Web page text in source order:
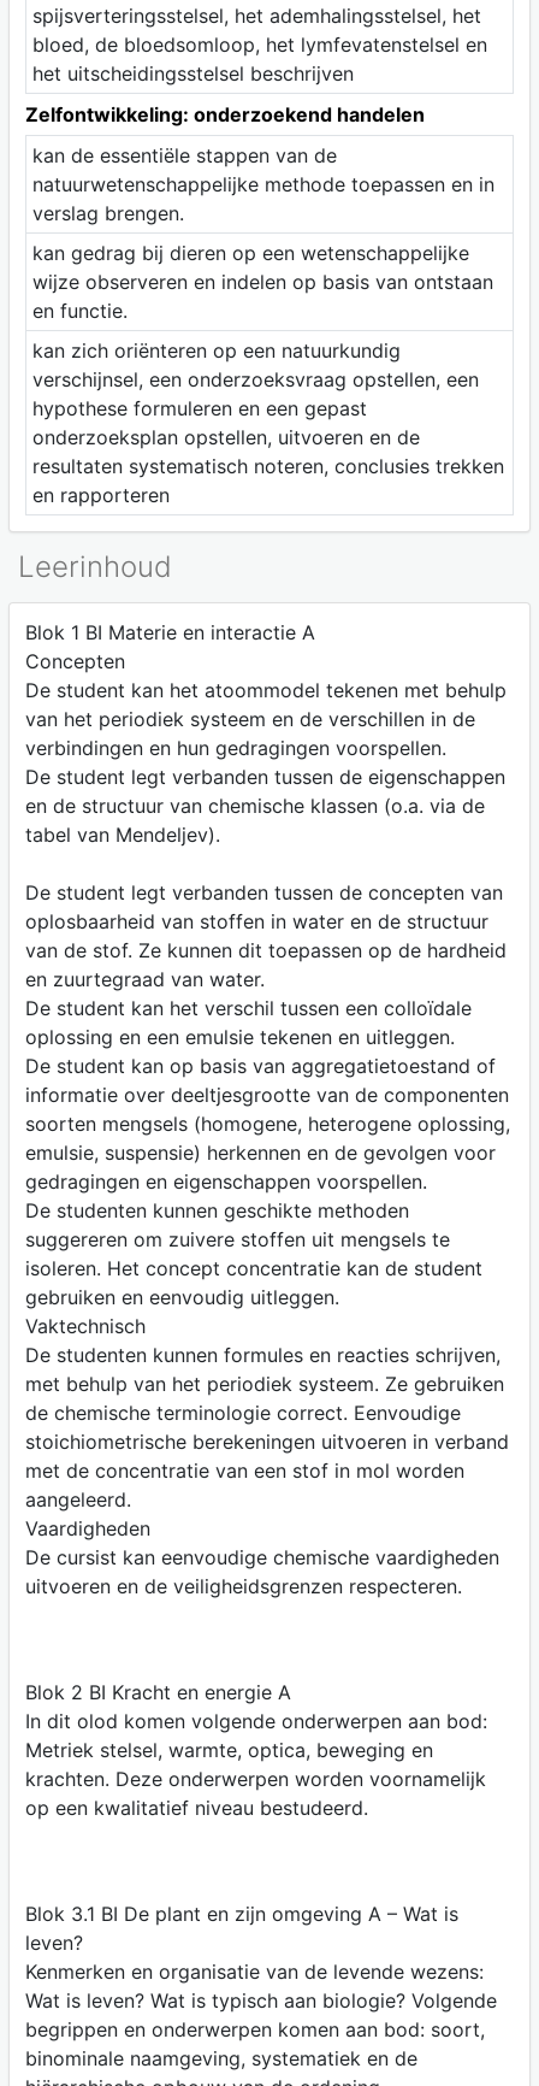
spijsverteringsstelsel, het ademhalingsstelsel, het
bloed, de bloedsomloop, het lymfevatenstelsel en
het uitscheidingsstelsel beschrijven
Zelfontwikkeling: onderzoekend handelen
kan de essentiële stappen van de
natuurwetenschappelijke methode toepassen en in
verslag brengen.
kan gedrag bij dieren op een wetenschappelijke
wijze observeren en indelen op basis van ontstaan
en functie.
kan zich oriënteren op een natuurkundig
verschijnsel, een onderzoeksvraag opstellen, een
hypothese formuleren en een gepast
onderzoeksplan opstellen, uitvoeren en de
resultaten systematisch noteren, conclusies trekken
en rapporteren
Leerinhoud
Blok 1 BI Materie en interactie A
Concepten
De student kan het atoommodel tekenen met behulp
van het periodiek systeem en de verschillen in de
verbindingen en hun gedragingen voorspellen.
De student legt verbanden tussen de eigenschappen
en de structuur van chemische klassen (o.a. via de
tabel van Mendeljev).
De student legt verbanden tussen de concepten van
oplosbaarheid van stoffen in water en de structuur
van de stof. Ze kunnen dit toepassen op de hardheid
en zuurtegraad van water.
De student kan het verschil tussen een colloïdale
oplossing en een emulsie tekenen en uitleggen.
De student kan op basis van aggregatietoestand of
informatie over deeltjesgrootte van de componenten
soorten mengsels (homogene, heterogene oplossing,
emulsie, suspensie) herkennen en de gevolgen voor
gedragingen en eigenschappen voorspellen.
De studenten kunnen geschikte methoden
suggereren om zuivere stoffen uit mengsels te
isoleren. Het concept concentratie kan de student
gebruiken en eenvoudig uitleggen.
Vaktechnisch
De studenten kunnen formules en reacties schrijven,
met behulp van het periodiek systeem. Ze gebruiken
de chemische terminologie correct. Eenvoudige
stoichiometrische berekeningen uitvoeren in verband
met de concentratie van een stof in mol worden
aangeleerd.
Vaardigheden
De cursist kan eenvoudige chemische vaardigheden
uitvoeren en de veiligheidsgrenzen respecteren.
Blok 2 BI Kracht en energie A
In dit olod komen volgende onderwerpen aan bod:
Metriek stelsel, warmte, optica, beweging en
krachten. Deze onderwerpen worden voornamelijk
op een kwalitatief niveau bestudeerd.
Blok 3.1 BI De plant en zijn omgeving A – Wat is
leven?
Kenmerken en organisatie van de levende wezens:
Wat is leven? Wat is typisch aan biologie? Volgende
begrippen en onderwerpen komen aan bod: soort,
binominale naamgeving, systematiek en de